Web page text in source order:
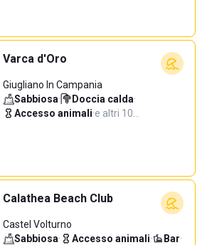
Varca d'Oro
Giugliano In Campania
Sabbiosa· Doccia calda·
Accesso animali·e altri 10…
Calathea Beach Club
Castel Volturno
Sabbiosa· Accesso animali· Bar·